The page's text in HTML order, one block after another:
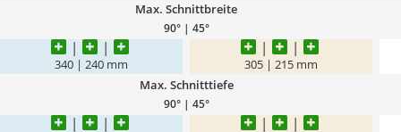
Max. Schnittbreite
90° | 45°
340 | 240 mm 305 | 215 mm
Max. Schnitttiefe
90° | 45°